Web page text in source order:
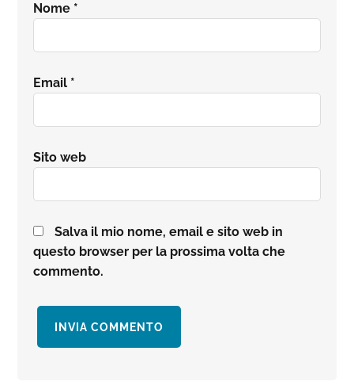
Nome *
Email *
Sito web
Salva il mio nome, email e sito web in
questo browser per la prossima volta che
commento.